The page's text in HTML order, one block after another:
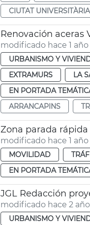
CIUTAT UNIVERSITÀRIA
Renovación aceras
modificado hace 1 año
URBANISMO Y
EXTRAMURS
LA
EN PORTADA
ARRANCAPINS
Zona parada
modificado hace 1 año
MOVILIDAD
EN PORTADA
JGL Redacción
modificado hace 2
URBANISMO Y